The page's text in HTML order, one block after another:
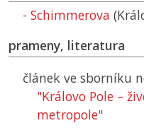
- Schimmerova
prameny, literatura
článek ve sborníku
"Královo Pole –
metropole"